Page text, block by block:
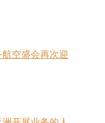
空盛会再次迎